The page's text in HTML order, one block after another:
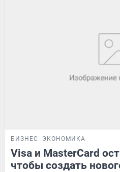
БИЗНЕС ЭКОНОМИКА
Visa и MasterCard
чтобы создать